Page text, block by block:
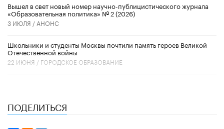
Вышел в свет новый номер научно-публицистического журнала
«Образовательная политика» № 2 (2026)
3 ИЮЛЯ / АНОНС
Школьники и студенты Москвы почтили память героев Великой
Отечественной войны
22 ИЮНЯ / ГОРОДСКОЕ ОБРАЗОВАНИЕ
ПОДЕЛИТЬСЯ